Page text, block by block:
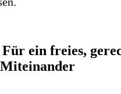
ein freies,